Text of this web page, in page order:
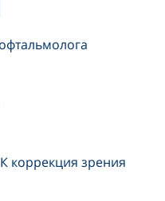
коррекция зрения